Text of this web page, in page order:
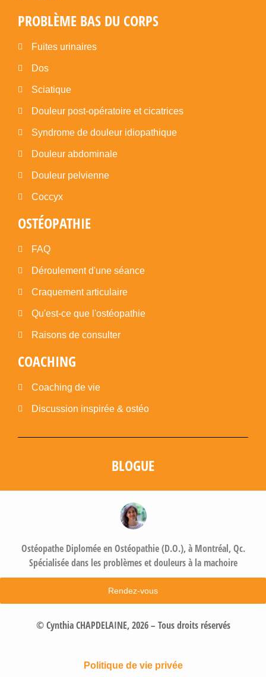
PROBLÈME BAS DU CORPS
Fuites urinaires
Dos
Sciatique
Douleur post-opératoire et cicatrices
Syndrome de douleur idiopathique
Douleur abdominale
Douleur pelvienne
Coccyx
OSTÉOPATHIE
FAQ
Déroulement d'une séance
Craquement articulaire
Qu'est-ce que l'ostéopathie
Raisons de consulter
COACHING
Coaching de vie
Discussion inspirée & ostéo
BLOGUE
Ostéopathe Diplomée en Ostéopathie (D.O.), à Montréal, Qc.
Spécialisée dans les problèmes et douleurs à la machoire​
Rendez-vous
© Cynthia CHAPDELAINE, 2026 – Tous droits réservés
Politique de vie privée